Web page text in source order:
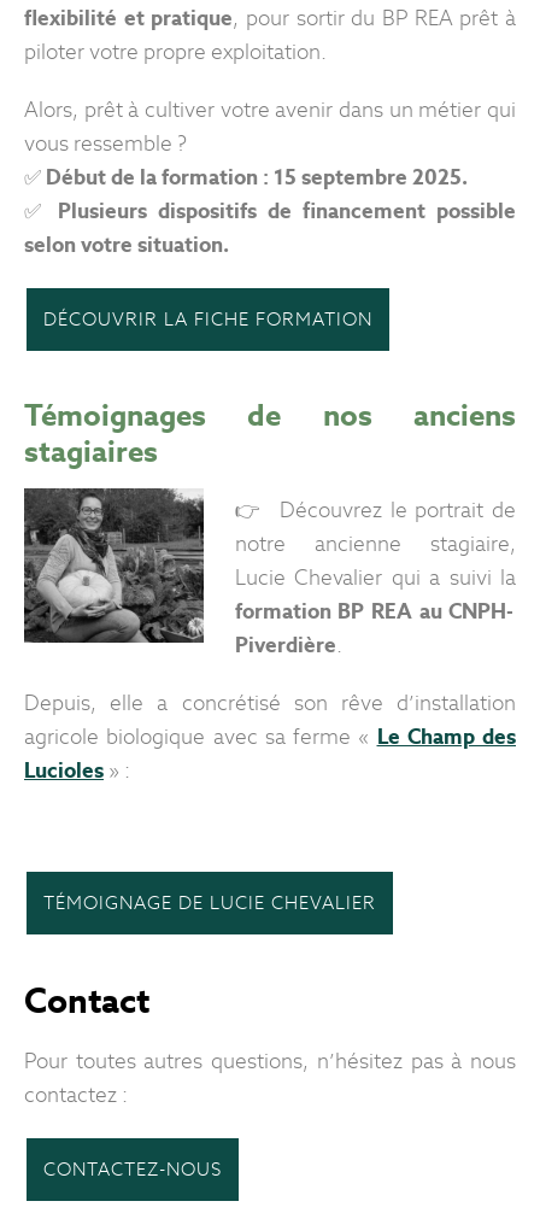
flexibilité et pratique, pour sortir du BP REA prêt à
piloter votre propre exploitation.
Alors, prêt à cultiver votre avenir dans un métier qui
vous ressemble ?
✅ Début de la formation : 15 septembre 2025.
✅ Plusieurs dispositifs de financement possible
selon votre situation.
DÉCOUVRIR LA FICHE FORMATION
Témoignages de nos anciens
stagiaires
👉 Découvrez le portrait de
notre ancienne stagiaire,
Lucie Chevalier qui a suivi la
formation BP REA au CNPH-
Piverdière.
Depuis, elle a concrétisé son rêve d’installation
agricole biologique avec sa ferme « Le Champ des
Lucioles » :
TÉMOIGNAGE DE LUCIE CHEVALIER
Contact
Pour toutes autres questions, n’hésitez pas à nous
contactez :
CONTACTEZ-NOUS